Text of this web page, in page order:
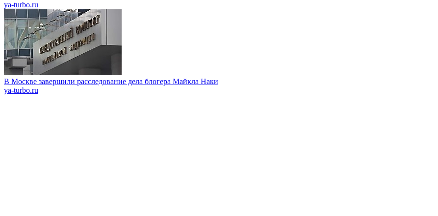
ya-turbo.ru
В Москве завершили расследование дела блогера Майкла Наки
ya-turbo.ru